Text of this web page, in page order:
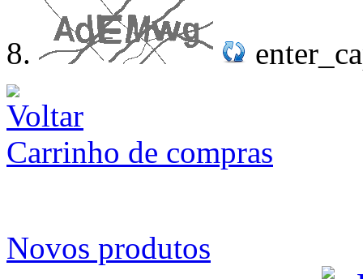
Carrinho de compras
Novos produtos